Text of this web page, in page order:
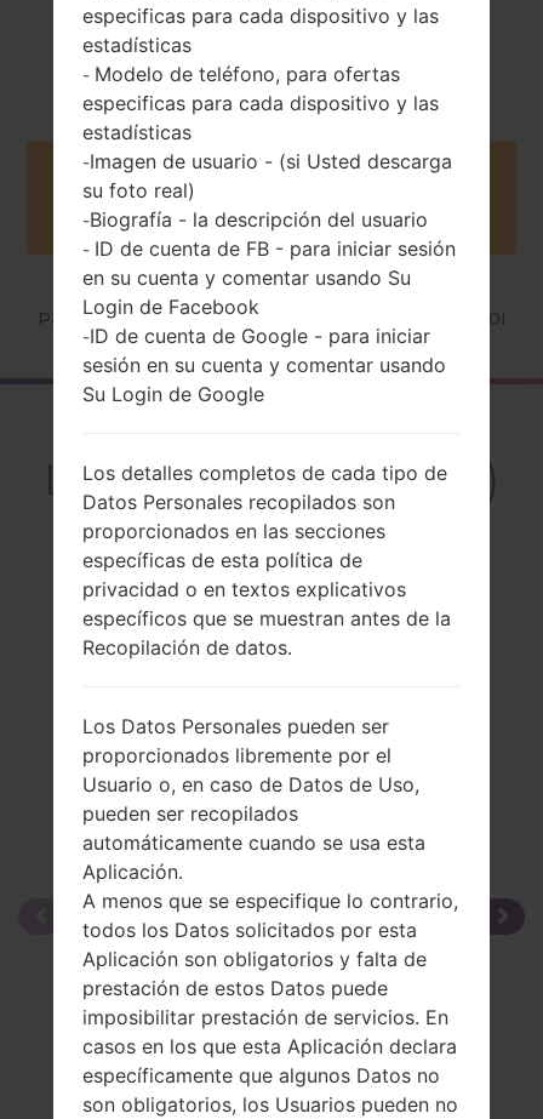
Unknown
Buy accessories on Amazon
Página principal →Serie → LGLS840I
LGLS840I(LGLS840I)
akaLG Viper LTE
Comparar
especificas para cada dispositivo y las
estadísticas
- Modelo de teléfono, para ofertas
especificas para cada dispositivo y las
estadísticas
-Imagen de usuario - (si Usted descarga
su foto real)
-Biografía - la descripción del usuario
- ID de cuenta de FB - para iniciar sesión
en su cuenta y comentar usando Su
Login de Facebook
-ID de cuenta de Google - para iniciar
sesión en su cuenta y comentar usando
Su Login de Google
Los detalles completos de cada tipo de
Datos Personales recopilados son
proporcionados en las secciones
específicas de esta política de
privacidad o en textos explicativos
específicos que se muestran antes de la
Recopilación de datos.
Los Datos Personales pueden ser
proporcionados libremente por el
Usuario o, en caso de Datos de Uso,
pueden ser recopilados
automáticamente cuando se usa esta
Aplicación.
A menos que se especifique lo contrario,
todos los Datos solicitados por esta
Aplicación son obligatorios y falta de
prestación de estos Datos puede
imposibilitar prestación de servicios. En
casos en los que esta Aplicación declara
específicamente que algunos Datos no
son obligatorios, los Usuarios pueden no